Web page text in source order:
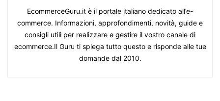
EcommerceGuru.it è il portale italiano dedicato all’e-
commerce. Informazioni, approfondimenti, novità, guide e
consigli utili per realizzare e gestire il vostro canale di
ecommerce.Il Guru ti spiega tutto questo e risponde alle tue
domande dal 2010.